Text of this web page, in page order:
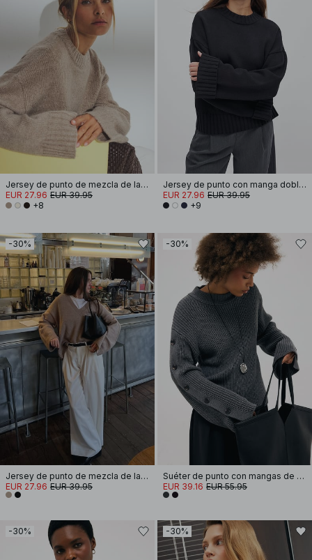
Jersey de punto de mezcla de lana con cuello redondo
EUR 27.96 EUR 39.95
+8
Jersey de punto con manga doblada
EUR 27.96 EUR 39.95
+9
-30%
Jersey de punto de mezcla de lana con escote en V
EUR 27.96 EUR 39.95
-30%
Suéter de punto con mangas de botón
EUR 39.16 EUR 55.95
-30% -30%